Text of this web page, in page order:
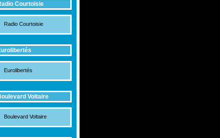
Courtoisie
Radio Courtoisie
Eurolibertés
Voltaire
Boulevard Voltaire